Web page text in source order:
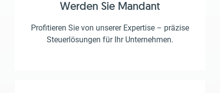
Werden Sie Mandant
Profitieren Sie von unserer Expertise – präzise
Steuerlösungen für Ihr Unternehmen.